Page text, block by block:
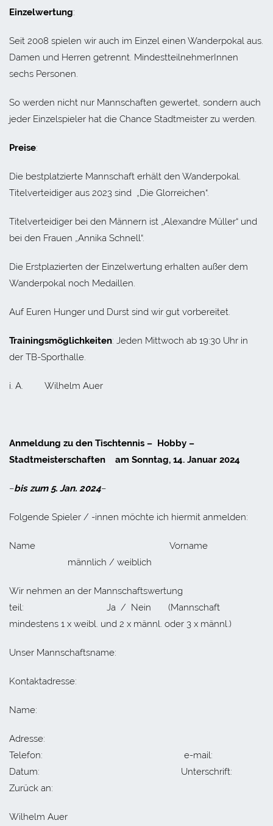
Einzelwertung:
Seit 2008 spielen wir auch im Einzel einen Wanderpokal aus.
Damen und Herren getrennt. MindestteilnehmerInnen
sechs Personen.
So werden nicht nur Mannschaften gewertet, sondern auch
jeder Einzelspieler hat die Chance Stadtmeister zu werden.
Preise:
Die bestplatzierte Mannschaft erhält den Wanderpokal.
Titelverteidiger aus 2023 sind „Die Glorreichen“.
Titelverteidiger bei den Männern ist „Alexandre Müller“ und
bei den Frauen „Annika Schnell“.
Die Erstplazierten der Einzelwertung erhalten außer dem
Wanderpokal noch Medaillen.
Auf Euren Hunger und Durst sind wir gut vorbereitet.
Trainingsmöglichkeiten: Jeden Mittwoch ab 19:30 Uhr in
der TB-Sporthalle.
i. A. Wilhelm Auer
Anmeldung zu den Tischtennis – Hobby –
Stadtmeisterschaften am Sonntag, 14. Januar 2024
–bis zum 5. Jan. 2024–
Folgende Spieler / -innen möchte ich hiermit anmelden:
Name Vorname
männlich / weiblich
Wir nehmen an der Mannschaftswertung
teil: Ja / Nein (Mannschaft
mindestens 1 x weibl. und 2 x männl. oder 3 x männl.)
Unser Mannschaftsname:
Kontaktadresse:
Name:
Adresse:
Telefon: e-mail:
Datum: Unterschrift:
Zurück an:
Wilhelm Auer